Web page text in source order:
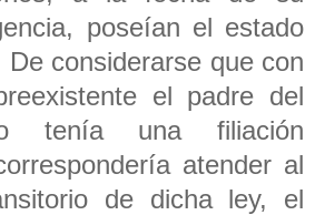
poseían el estado
considerarse que con
el padre del
tenía una filiación
atender al
de dicha ley, el